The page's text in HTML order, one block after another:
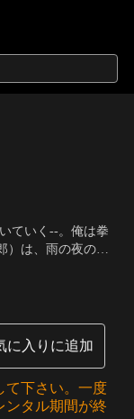
ていく--。俺は拳
）は、雨の夜の河
。見つめれば見つ
に入りに追加
て下さい。一度
ンタル期間が終